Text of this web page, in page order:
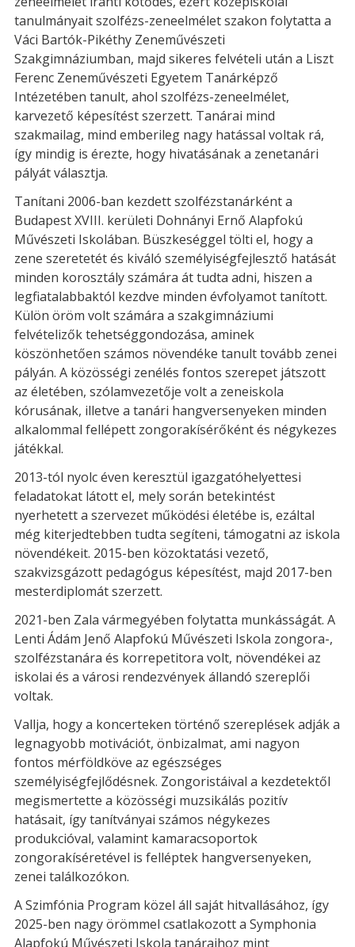
tanulmányait szolfézs-zeneelmélet szakon folytatta a
Váci Bartók-Pikéthy Zeneművészeti
Szakgimnáziumban, majd sikeres felvételi után a Liszt
Ferenc Zeneművészeti Egyetem Tanárképző
Intézetében tanult, ahol szolfézs-zeneelmélet,
karvezető képesítést szerzett. Tanárai mind
szakmailag, mind emberileg nagy hatással voltak rá,
így mindig is érezte, hogy hivatásának a zenetanári
pályát választja.
Tanítani 2006-ban kezdett szolfézstanárként a
Budapest XVIII. kerületi Dohnányi Ernő Alapfokú
Művészeti Iskolában. Büszkeséggel tölti el, hogy a
zene szeretetét és kiváló személyiségfejlesztő hatását
minden korosztály számára át tudta adni, hiszen a
legfiatalabbaktól kezdve minden évfolyamot tanított.
Külön öröm volt számára a szakgimnáziumi
felvételizők tehetséggondozása, aminek
köszönhetően számos növendéke tanult tovább zenei
pályán. A közösségi zenélés fontos szerepet játszott
az életében, szólamvezetője volt a zeneiskola
kórusának, illetve a tanári hangversenyeken minden
alkalommal fellépett zongorakísérőként és négykezes
játékkal.
2013-tól nyolc éven keresztül igazgatóhelyettesi
feladatokat látott el, mely során betekintést
nyerhetett a szervezet működési életébe is, ezáltal
még kiterjedtebben tudta segíteni, támogatni az iskola
növendékeit. 2015-ben közoktatási vezető,
szakvizsgázott pedagógus képesítést, majd 2017-ben
mesterdiplomát szerzett.
2021-ben Zala vármegyében folytatta munkásságát. A
Lenti Ádám Jenő Alapfokú Művészeti Iskola zongora-,
szolfézstanára és korrepetitora volt, növendékei az
iskolai és a városi rendezvények állandó szereplői
voltak.
Vallja, hogy a koncerteken történő szereplések adják a
legnagyobb motivációt, önbizalmat, ami nagyon
fontos mérföldköve az egészséges
személyiségfejlődésnek. Zongoristáival a kezdetektől
megismertette a közösségi muzsikálás pozitív
hatásait, így tanítványai számos négykezes
produkcióval, valamint kamaracsoportok
zongorakíséretével is felléptek hangversenyeken,
zenei találkozókon.
A Szimfónia Program közel áll saját hitvallásához, így
2025-ben nagy örömmel csatlakozott a Symphonia
Alapfokú Művészeti Iskola tanáraihoz mint